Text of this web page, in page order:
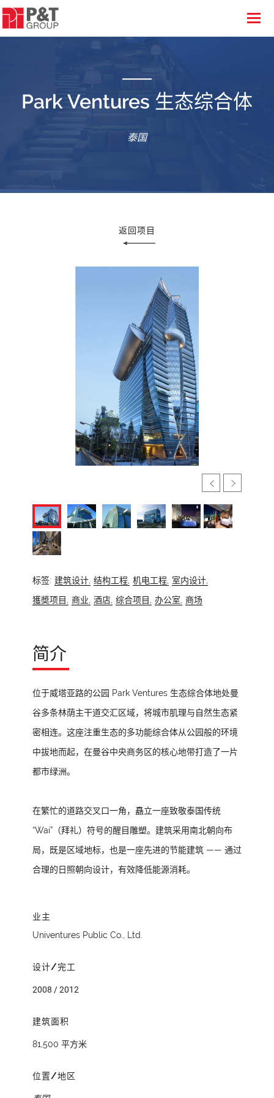
Park Ventures 生态综合体
泰国
返回项目
标签: 建筑设计, 结构工程, 机电工程, 室内设计,
獲奬项目, 商业, 酒店, 综合项目, 办公室, 商场
简介
位于威塔亚路的公园 Park Ventures 生态综合体地处曼
谷多条林荫主干道交汇区域，将城市肌理与自然生态紧
密相连。这座注重生态的多功能综合体从公园般的环境
中拔地而起，在曼谷中央商务区的核心地带打造了一片
都市绿洲。
在繁忙的道路交叉口一角，矗立一座致敬泰国传统
“Wai”（拜礼）符号的醒目雕塑。建筑采用南北朝向布
局，既是区域地标，也是一座先进的节能建筑 —— 通过
合理的日照朝向设计，有效降低能源消耗。
业主
Univentures Public Co., Ltd.
设计/完工
2008 / 2012
建筑面积
81,500 平方米
位置/地区